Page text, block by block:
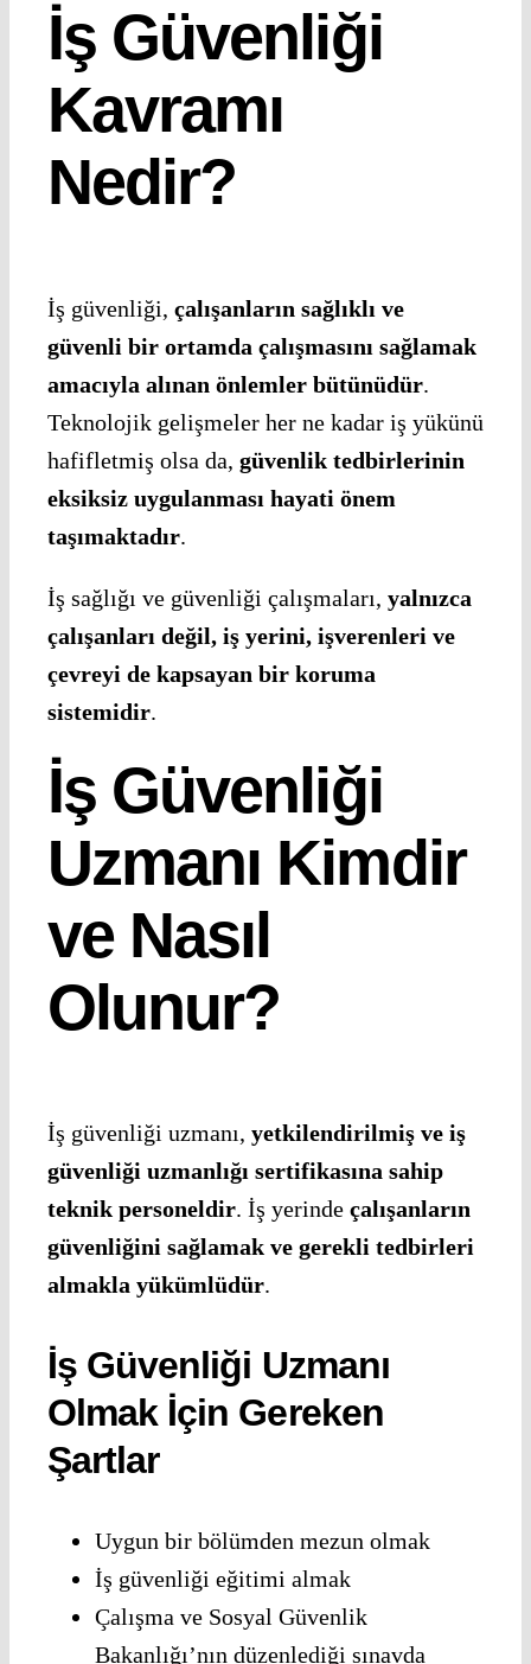
İş Güvenliği
Kavramı
Nedir?
İş güvenliği, çalışanların sağlıklı ve
güvenli bir ortamda çalışmasını sağlamak
amacıyla alınan önlemler bütünüdür.
Teknolojik gelişmeler her ne kadar iş yükünü
hafifletmiş olsa da, güvenlik tedbirlerinin
eksiksiz uygulanması hayati önem
taşımaktadır.
İş sağlığı ve güvenliği çalışmaları, yalnızca
çalışanları değil, iş yerini, işverenleri ve
çevreyi de kapsayan bir koruma
sistemidir.
İş Güvenliği
Uzmanı Kimdir
ve Nasıl
Olunur?
İş güvenliği uzmanı, yetkilendirilmiş ve iş
güvenliği uzmanlığı sertifikasına sahip
teknik personeldir. İş yerinde çalışanların
güvenliğini sağlamak ve gerekli tedbirleri
almakla yükümlüdür.
İş Güvenliği Uzmanı
Olmak İçin Gereken
Şartlar
Uygun bir bölümden mezun olmak
İş güvenliği eğitimi almak
Çalışma ve Sosyal Güvenlik
Bakanlığı’nın düzenlediği sınavda